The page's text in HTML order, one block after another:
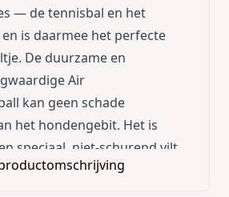
— de tennisbal en het
is daarmee het perfecte
De duurzame en
Air
kan geen schade
het hondengebit. Het is
speciaal, niet-schurend vilt,
het schurende materiaal